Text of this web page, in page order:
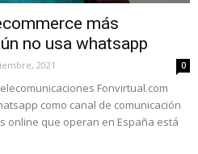
más
no usa whatsapp
2021 0
Fonvirtual.com
como canal de comunicación
online que operan en España está